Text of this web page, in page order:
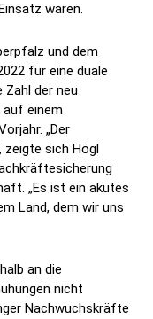
waren.
und dem
für eine duale
Zahl der neu
auf einem
„Der
zeigte sich Högl
„Es ist ein akutes
Land, dem wir uns
an die
nicht
Nachwuchskräfte